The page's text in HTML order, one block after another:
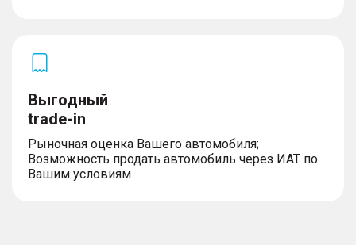
Выгодный
trade-in
Рыночная оценка Вашего автомобиля;
Возможность продать автомобиль через ИАТ по
Вашим условиям